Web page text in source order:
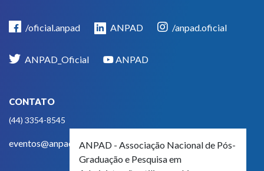
/oficial.anpad ANPAD /anpad.oficial
ANPAD_Oficial ANPAD
CONTATO
(44) 3354-8545
eventos@anpad.org.brANPAD - Associação Nacional de Pós-
Graduação e Pesquisa em